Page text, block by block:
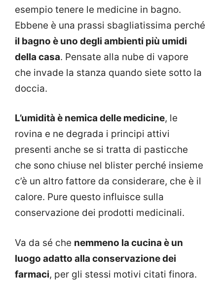
esempio tenere le medicine in bagno.
Ebbene è una prassi sbagliatissima perché
il bagno è uno degli ambienti più umidi
della casa. Pensate alla nube di vapore
che invade la stanza quando siete sotto la
doccia.
L’umidità è nemica delle medicine, le
rovina e ne degrada i principi attivi
presenti anche se si tratta di pasticche
che sono chiuse nel blister perché insieme
c’è un altro fattore da considerare, che è il
calore. Pure questo influisce sulla
conservazione dei prodotti medicinali.
Va da sé che nemmeno la cucina è un
luogo adatto alla conservazione dei
farmaci, per gli stessi motivi citati finora.